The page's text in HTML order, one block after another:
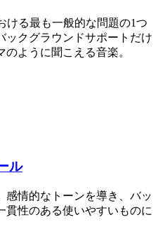
ける最も一般的な問題の1つ
ックグラウンドサポートだけ
ように聞こえる音楽。
ル
感情的なトーンを導き、バッ
貫性のある使いやすいものに